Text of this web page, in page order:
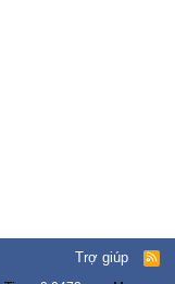
Trợ giúp
R